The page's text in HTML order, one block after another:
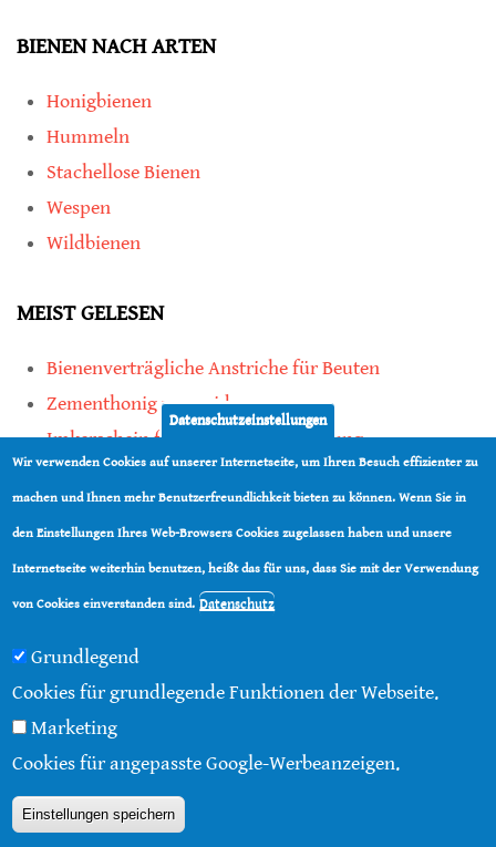
BIENEN NACH ARTEN
Honigbienen
Hummeln
Stachellose Bienen
Wespen
Wildbienen
MEIST GELESEN
Bienenverträgliche Anstriche für Beuten
Zementhonig vermeiden
Imkerschein für Honigbienen-Haltung
Kauf von Mittelwänden ist Vertrauenssache
teilen
Datenschutzeinstellungen
Wir verwenden Cookies auf unserer Internetseite, um Ihren Besuch effizienter zu
machen und Ihnen mehr Benutzerfreundlichkeit bieten zu können. Wenn Sie in
den Einstellungen Ihres Web-Browsers Cookies zugelassen haben und unsere
Internetseite weiterhin benutzen, heißt das für uns, dass Sie mit der Verwendung
von Cookies einverstanden sind. Datenschutz
Grundlegend
Cookies für grundlegende Funktionen der Webseite.
Marketing
Cookies für angepasste Google-Werbeanzeigen.
Einstellungen speichern